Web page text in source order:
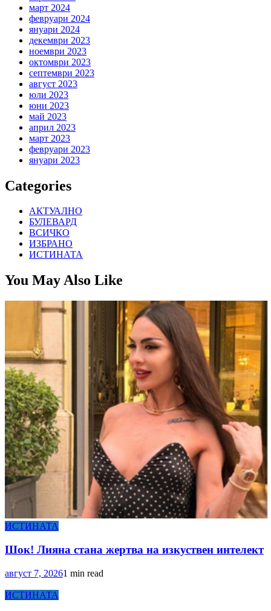
март 2024
февруари 2024
януари 2024
декември 2023
ноември 2023
октомври 2023
септември 2023
август 2023
юли 2023
юни 2023
май 2023
април 2023
март 2023
февруари 2023
януари 2023
Categories
АКТУАЛНО
БУЛЕВАРД
ВСИЧКО
ИЗБРАНО
ИСТИНАТА
You May Also Like
ИСТИНАТА
Шок! Лияна стана жертва на изкуствен интелект
август 7, 20261 min read
ИСТИНАТА